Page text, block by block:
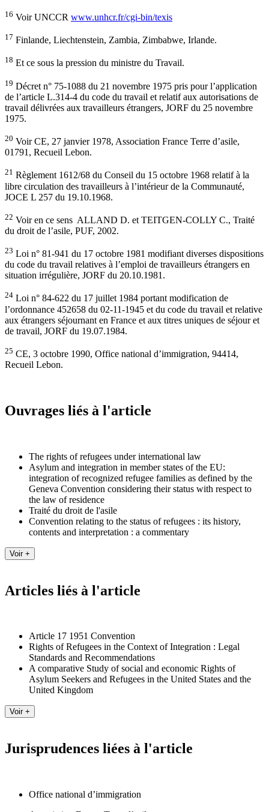
16 Voir UNCCR www.unhcr.fr/cgi-bin/texis
17 Finlande, Liechtenstein, Zambia, Zimbabwe, Irlande.
18 Et ce sous la pression du ministre du Travail.
19 Décret n° 75-1088 du 21 novembre 1975 pris pour l’application
de l’article L.314-4 du code du travail et relatif aux autorisations de
travail délivrées aux travailleurs étrangers, JORF du 25 novembre
1975.
20 Voir CE, 27 janvier 1978, Association France Terre d’asile,
01791, Recueil Lebon.
21 Règlement 1612/68 du Conseil du 15 octobre 1968 relatif à la
libre circulation des travailleurs à l’intérieur de la Communauté,
JOCE L 257 du 19.10.1968.
22 Voir en ce sens ALLAND D. et TEITGEN-COLLY C., Traité
du droit de l’asile, PUF, 2002.
23 Loi n° 81-941 du 17 octobre 1981 modifiant diverses dispositions
du code du travail relatives à l’emploi de travailleurs étrangers en
situation irrégulière, JORF du 20.10.1981.
24 Loi n° 84-622 du 17 juillet 1984 portant modification de
l’ordonnance 452658 du 02-11-1945 et du code du travail et relative
aux étrangers séjournant en France et aux titres uniques de séjour et
de travail, JORF du 19.07.1984.
25 CE, 3 octobre 1990, Office national d’immigration, 94414,
Recueil Lebon.
Ouvrages liés à l'article
The rights of refugees under international law
Asylum and integration in member states of the EU:
integration of recognized refugee families as defined by the
Geneva Convention considering their status with respect to
the law of residence
Traité du droit de l'asile
Convention relating to the status of refugees : its history,
contents and interpretation : a commentary
Articles liés à l'article
Article 17 1951 Convention
Rights of Refugees in the Context of Integration : Legal
Standards and Recommendations
A comparative Study of social and economic Rights of
Asylum Seekers and Refugees in the United States and the
United Kingdom
Jurisprudences liées à l'article
Office national d’immigration